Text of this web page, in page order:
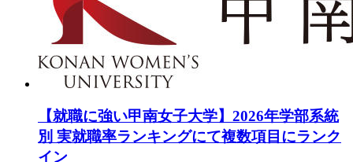
【就職に強い甲南女子大学】2026年学部系統
別 実就職率ランキングにて複数項目にランク
イン